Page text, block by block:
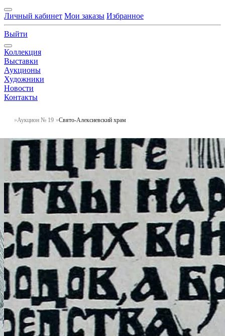
Личный кабинет Мои заказы Избранное
Выйти
Коллекция
Выставки
Аукционы
Художники
Новости
Контакты
Аукцион № 19 Свято-Алексиевский храм